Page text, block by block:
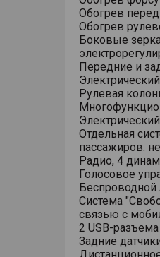
Обогрев
Обогрев
Боковые
Передние и
Рулевая
Отдельная
пассажиров:
Радио, 4
Голосовое
Беспроводной
Система
связью с
2 USB-разъема
Задние